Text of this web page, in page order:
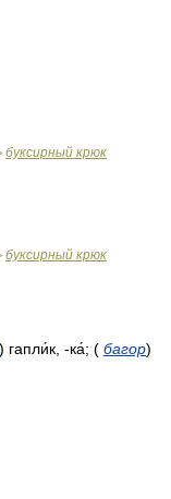
буксирный крюк
буксирный крюк
) гапли́к, -ка́; ( багор)